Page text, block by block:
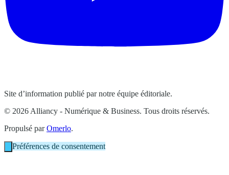
Site d’information publié par notre équipe éditoriale.
© 2026 Alliancy - Numérique & Business. Tous droits réservés.
Propulsé parOmerlo.
Préférences de consentement